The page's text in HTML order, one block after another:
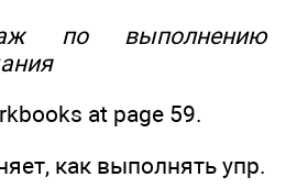
по выполнению
at page 59.
как выполнять упр.